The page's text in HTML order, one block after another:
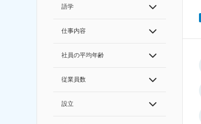
語学
仕事内容
社員の平均年齢
従業員数
設立